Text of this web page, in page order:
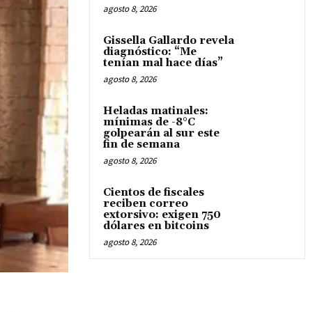
agosto 8, 2026
Gissella Gallardo revela
diagnóstico: “Me
tenían mal hace días”
agosto 8, 2026
Heladas matinales:
mínimas de -8°C
golpearán al sur este
fin de semana
agosto 8, 2026
Cientos de fiscales
reciben correo
extorsivo: exigen 750
dólares en bitcoins
agosto 8, 2026